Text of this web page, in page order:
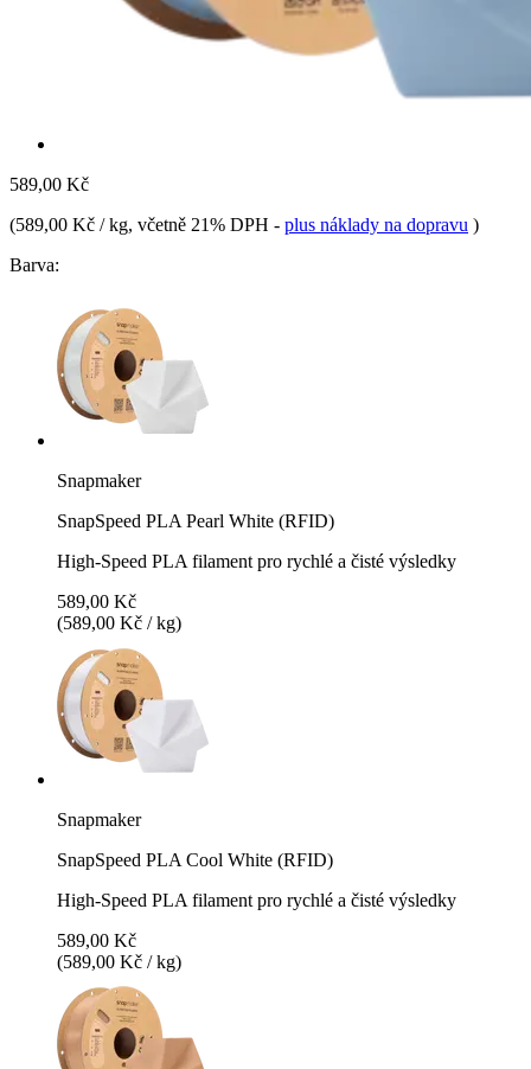
589,00 Kč
(589,00 Kč / kg, včetně 21% DPH - plus náklady na dopravu )
Barva:
Snapmaker
SnapSpeed PLA Pearl White (RFID)
High-Speed PLA filament pro rychlé a čisté výsledky
589,00 Kč
(589,00 Kč / kg)
Snapmaker
SnapSpeed PLA Cool White (RFID)
High-Speed PLA filament pro rychlé a čisté výsledky
589,00 Kč
(589,00 Kč / kg)